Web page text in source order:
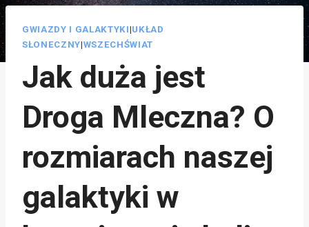
GWIAZDY I GALAKTYKI|UKŁAD
SŁONECZNY|WSZECHŚWIAT
Jak duża jest
Droga Mleczna? O
rozmiarach naszej
galaktyki w